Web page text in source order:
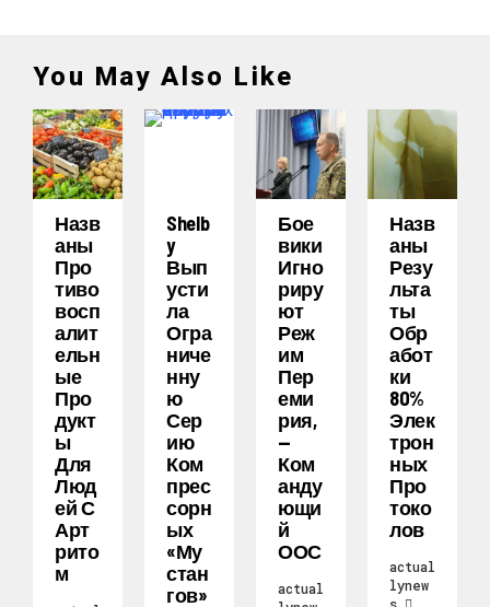
You May Also Like
Назв
Аны
Про
Тиво
Восп
Алит
Ельн
Ые
Про
Дукт
Ы
Для
Люд
Ей С
Арт
Рито
М
Shelb
Y
Вып
Усти
Ла
Огра
Ниче
Нну
Ю
Сер
Ию
Ком
Прес
Сорн
Ых
«Му
Стан
Гов»
Бое
Вики
Игно
Риру
Ют
Реж
Им
Пер
Еми
Рия,
—
Ком
Анду
Ющи
Й
ООС
actual
Назв
Аны
Резу
Льта
Ты
Обр
Абот
Ки
80%
Элек
Трон
Ных
Про
Токо
Лов
actual
lynew
s